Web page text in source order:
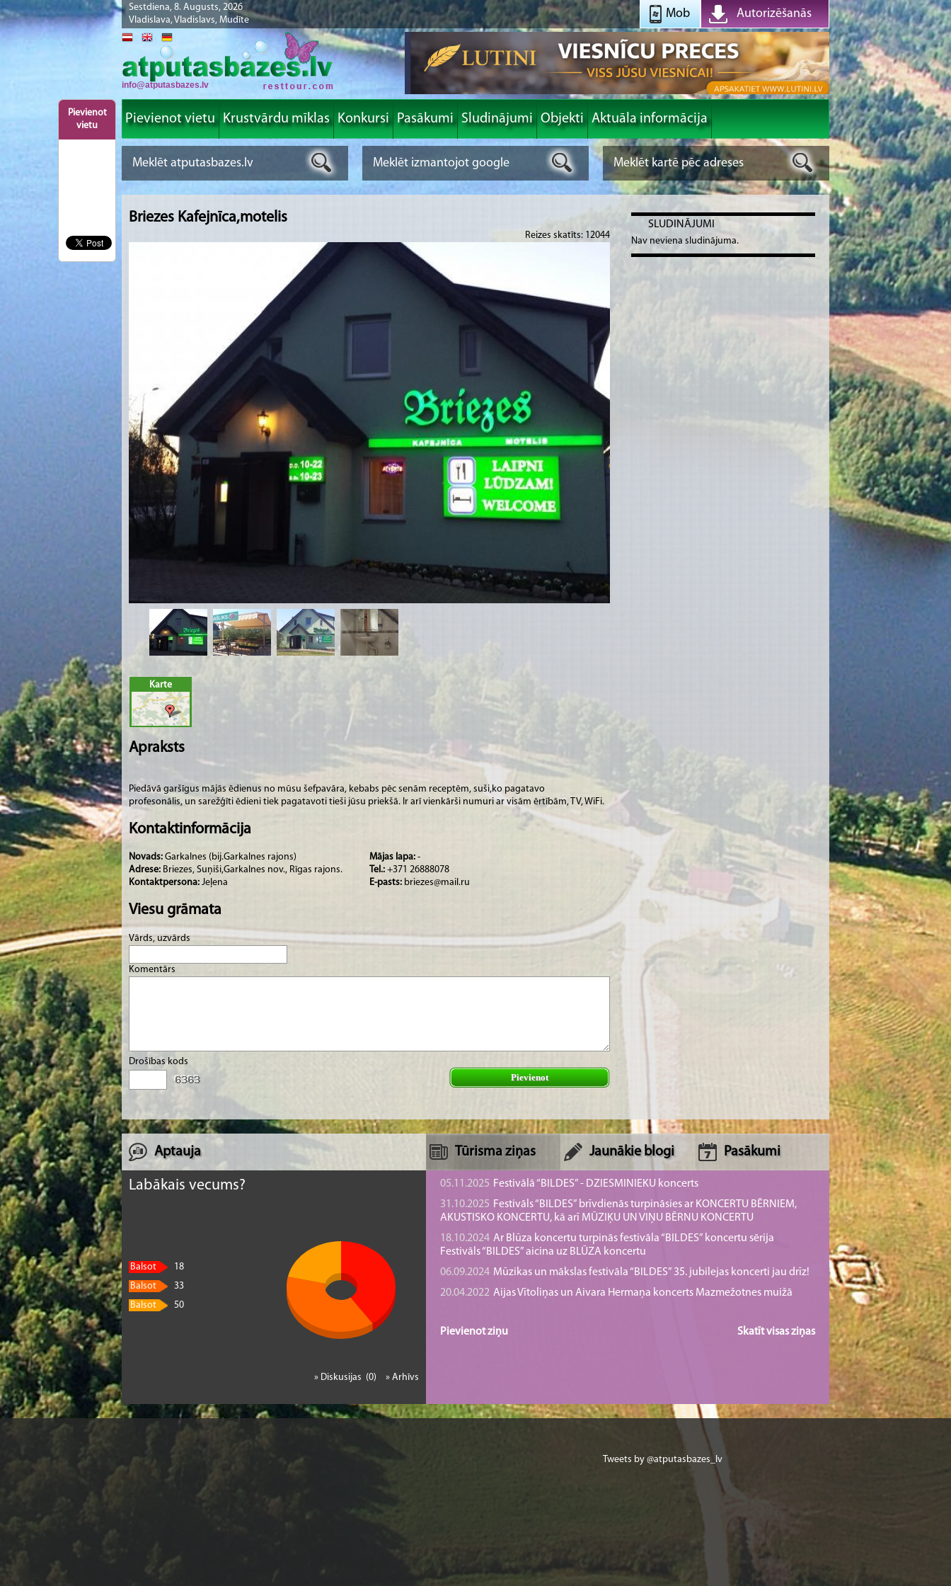
Sestdiena, 8. Augusts, 2026
Vladislava, Vladislavs, Mudīte
Autorizēšanās
Mob
Pievienot
vietu
info@atputasbazes.lv
Pievienot vietu Krustvārdu mīklas Konkursi Pasākumi Sludinājumi Objekti Aktuāla informācija
Briezes Kafejnīca,motelis
Reizes skatīts: 12044
Karte
Apraksts
Piedāvā garšīgus mājās ēdienus no mūsu šefpavāra, kebabs pēc senām receptēm, suši,ko pagatavo
profesonālis, un sarežģīti ēdieni tiek pagatavoti tieši jūsu priekšā. Ir arī vienkārši numuri ar visām ērtībām, TV, WiFi.
Kontaktinformācija
Novads: Garkalnes (bij.Garkalnes rajons)
Adrese: Briezes, Suņiši,Garkalnes nov., Rīgas rajons.
Kontaktpersona: Jeļena
Mājas lapa: -
Tel.: +371 26888078
E-pasts: briezes@mail.ru
Viesu grāmata
Vārds, uzvārds
Komentārs
Drošības kods
Pievienot
SLUDINĀJUMI
Nav neviena sludinājuma.
Aptauja
Labākais vecums?
Balsot
18
Balsot
33
Balsot
50
» Arhīvs
» Diskusijas (0)
Tūrisma ziņas Jaunākie blogi Pasākumi
05.11.2025 Festivālā “BILDES” - DZIESMINIEKU koncerts
31.10.2025 Festivāls “BILDES” brīvdienās turpināsies ar KONCERTU BĒRNIEM,
AKUSTISKO KONCERTU, kā arī MŪZIĶU UN VIŅU BĒRNU KONCERTU
18.10.2024 Ar Blūza koncertu turpinās festivāla “BILDES” koncertu sērija
Festivāls “BILDES” aicina uz BLŪZA koncertu
06.09.2024 Mūzikas un mākslas festivāla “BILDES” 35. jubilejas koncerti jau drīz!
20.04.2022 Aijas Vītoliņas un Aivara Hermaņa koncerts Mazmežotnes muižā
Skatīt visas ziņas
Pievienot ziņu
Tweets by @atputasbazes_lv